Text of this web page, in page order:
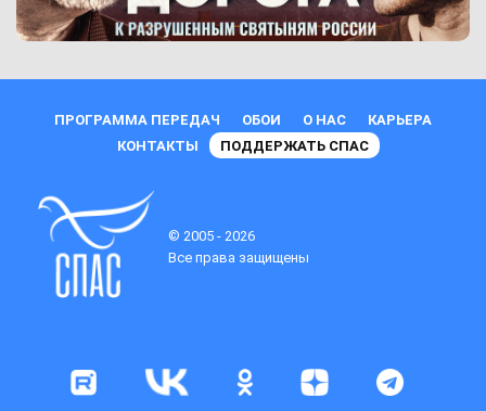
ПРОГРАММА ПЕРЕДАЧ ОБОИ О НАС
КАРЬЕРА
КОНТАКТЫ
ПОДДЕРЖАТЬ СПАС
© 2005 - 2026
Все права защищены